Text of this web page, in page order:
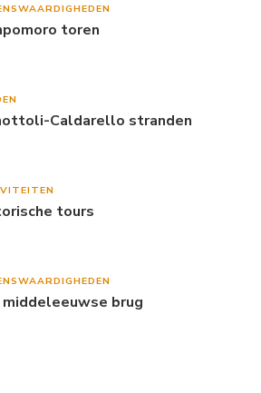
toren
Caldarello stranden
tours
brug